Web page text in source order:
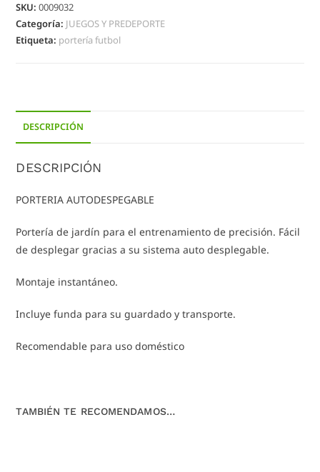
SKU:0009032
Categoría: JUEGOS Y PREDEPORTE
Etiqueta: portería futbol
DESCRIPCIÓN
DESCRIPCIÓN
PORTERIA AUTODESPEGABLE
Portería de jardín para el entrenamiento de precisión. Fácil
de desplegar gracias a su sistema auto desplegable.
Montaje instantáneo.
Incluye funda para su guardado y transporte.
Recomendable para uso doméstico
TAMBIÉN TE RECOMENDAMOS…